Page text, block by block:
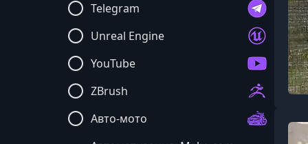
Telegram
Unreal Engine
YouTube
ZBrush
Авто-мото